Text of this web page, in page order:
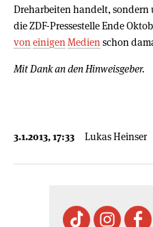
Dreharbeiten handelt, sondern
die ZDF-Pressestelle Ende
von einigen Medien schon
Mit Dank an den Hinweisgeber.
3.1.2013, 17:33 Lukas Heinser